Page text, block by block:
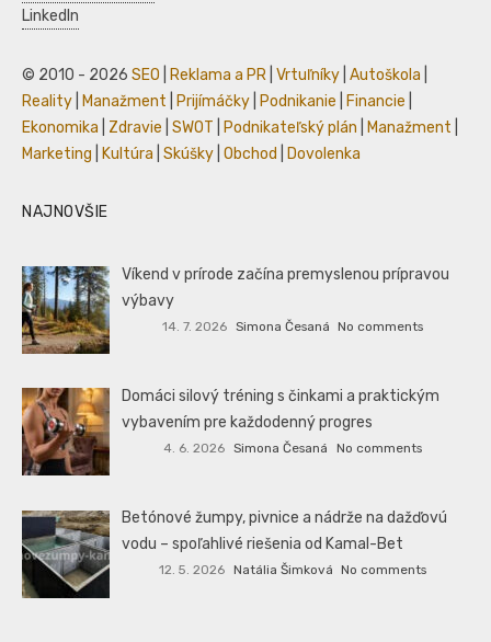
LinkedIn
© 2010 - 2026 SEO Reklama a PR Vrtuľníky Autoškola
Reality
Manažment Prijímáčky Podnikanie Financie
Ekonomika
Zdravie SWOT Podnikateľský plán Manažment
Marketing
Kultúra Skúšky Obchod Dovolenka
NAJNOVŠIE
Víkend v prírode začína premyslenou prípravou
výbavy
14. 7. 2026 Simona Česaná No comments
Domáci silový tréning s činkami a praktickým
vybavením pre každodenný progres
4. 6. 2026 Simona Česaná No comments
Betónové žumpy, pivnice a nádrže na dažďovú
vodu – spoľahlivé riešenia od Kamal-Bet
12. 5. 2026 Natália Šimková No comments